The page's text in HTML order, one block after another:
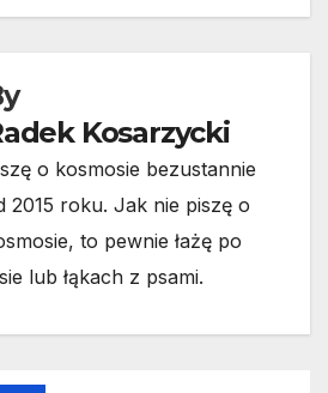
Kosarzycki
o kosmosie bezustannie
2015 roku. Jak nie piszę o
to pewnie łażę po
lub łąkach z psami.